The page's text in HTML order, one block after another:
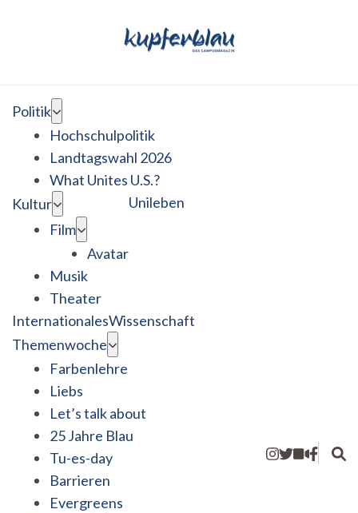
Politik
Hochschulpolitik
Landtagswahl 2026
What Unites U.S.?
Kultur
Film
Avatar
Musik
Theater
Unileben
InternationalesWissenschaft
Themenwoche
Farbenlehre
Liebs
Let’s talk about
25 Jahre Blau
Tu-es-day
Barrieren
Evergreens